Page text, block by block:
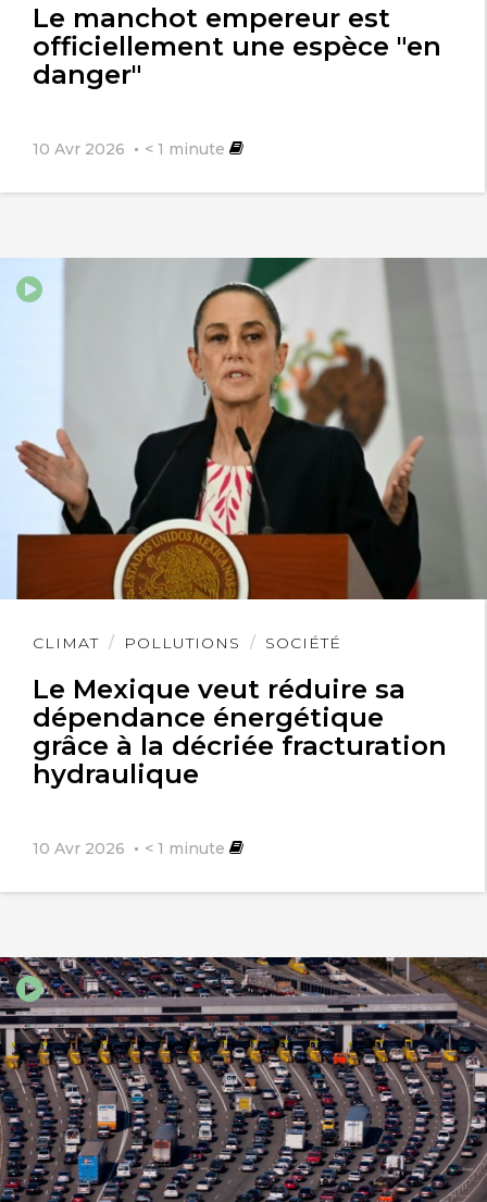
Le manchot empereur est
officiellement une espèce "en
danger"
10 Avr 2026 < 1 minute
CLIMAT POLLUTIONS SOCIÉTÉ
Le Mexique veut réduire sa
dépendance énergétique
grâce à la décriée fracturation
hydraulique
10 Avr 2026 < 1 minute
Lire